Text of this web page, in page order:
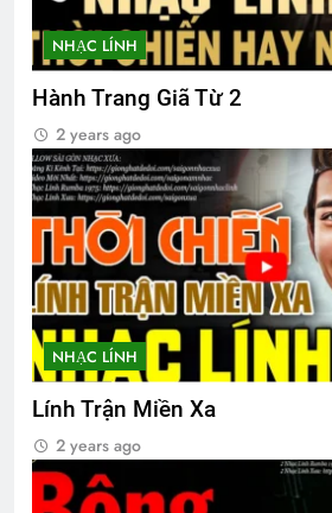
ĐI THEO TIẾNG
Tagore)
3 Years Ago
Đặc Khu Rừng Sát
2 Years Ago
Đón Xuân Này Nhớ
2 Years Ago
Lễ Truy Điệu
3 Years Ago
Thăm CSVSQ
NHẠC LÍNH
Hành Trang Giã Từ 2
2 years ago
NHẠC LÍNH
Lính Trận Miền Xa
2 years ago